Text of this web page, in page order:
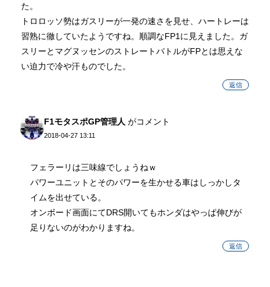
た。
トロロッソ勢はガスリーが一発の速さを見せ、ハートレーは
習熟に徹していたようですね。順調なFP1に見えました。ガ
スリーとマグヌッセンのストレートバトルがFPとは思えな
い迫力で冷や汗ものでした。
返信
F1モタスポGP管理人 がコメント
2018-04-27 13:11
フェラーリは三味線でしょうねｗ
パワーユニットとそのパワーを生かせる車はしっかしタ
イムを出せている。
オンボード画面にてDRS開いてもホンダはやっぱ伸びが
足りないのがわかりますね。
返信